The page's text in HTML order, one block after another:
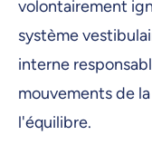
volontairement
système
interne
mouvements de
l'équilibre.